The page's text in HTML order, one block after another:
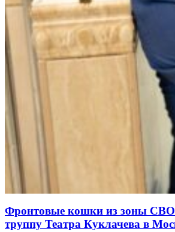
Фронтовые кошки из зоны
труппу Театра Куклачева в